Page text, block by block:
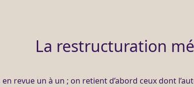
La restructuration
revue un à un ; on retient d’abord ceux dont l’